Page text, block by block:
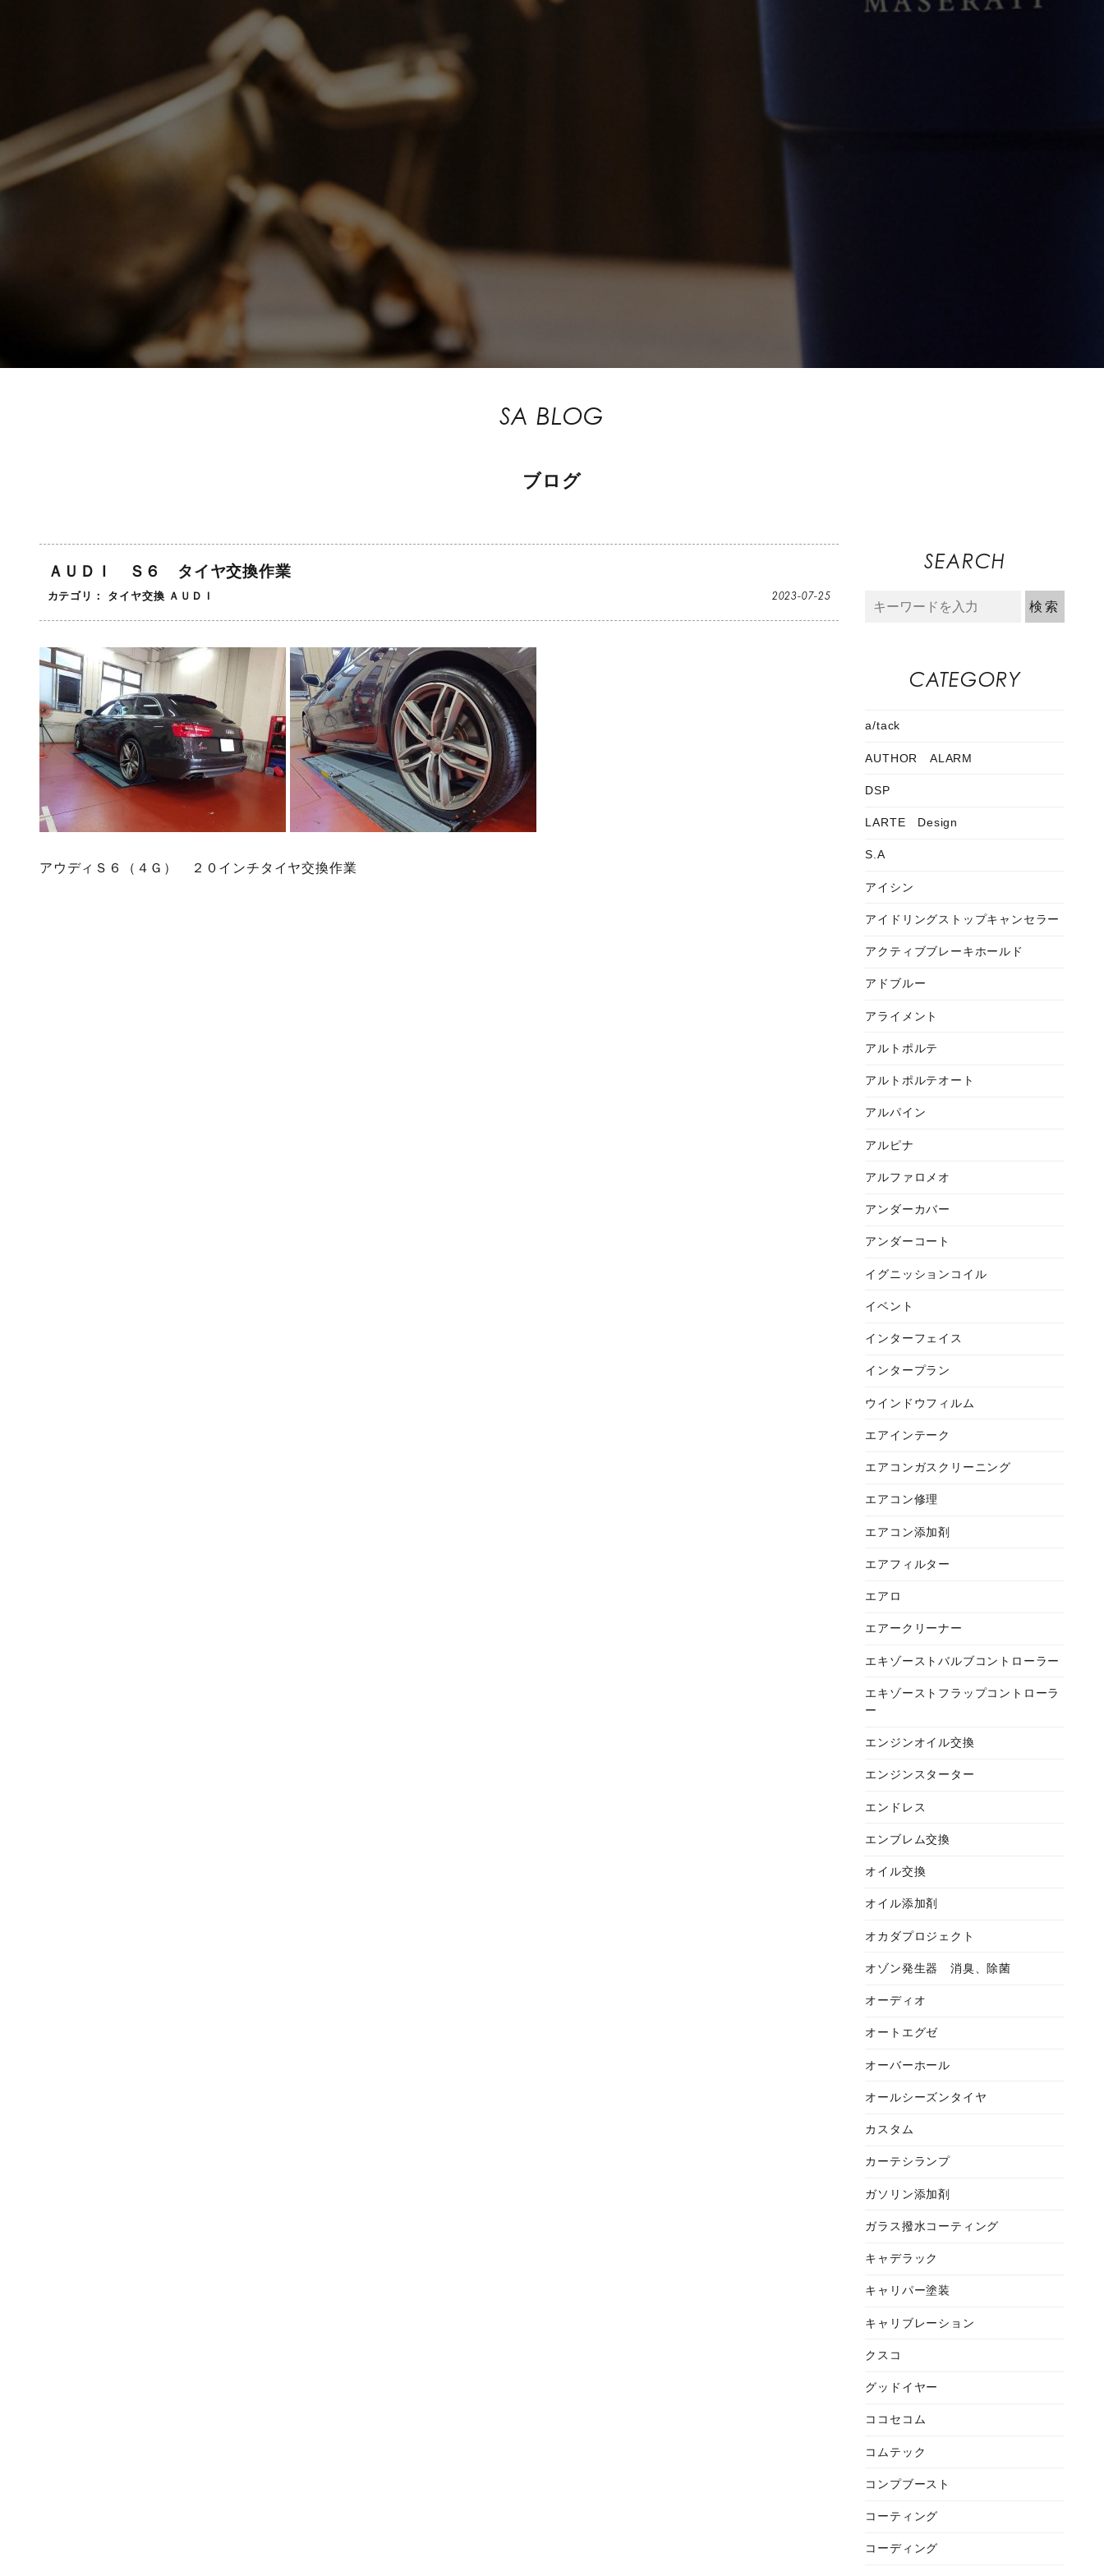
SA BLOG
ブログ
ＡＵＤＩ Ｓ６ タイヤ交換作業
カテゴリ： タイヤ交換 ＡＵＤＩ 2023-07-25
アウディＳ６（４Ｇ） ２０インチタイヤ交換作業
SEARCH
CATEGORY
a/tack
AUTHOR ALARM
DSP
LARTE Design
S.A
アイシン
アイドリングストップキャンセラー
アクティブブレーキホールド
アドブルー
アライメント
アルトポルテ
アルトポルテオート
アルパイン
アルピナ
アルファロメオ
アンダーカバー
アンダーコート
イグニッションコイル
イベント
インターフェイス
インタープラン
ウインドウフィルム
エアインテーク
エアコンガスクリーニング
エアコン修理
エアコン添加剤
エアフィルター
エアロ
エアークリーナー
エキゾーストバルブコントローラー
エキゾーストフラップコントローラ
ー
エンジンオイル交換
エンジンスターター
エンドレス
エンブレム交換
オイル交換
オイル添加剤
オカダプロジェクト
オゾン発生器 消臭、除菌
オーディオ
オートエグゼ
オーバーホール
オールシーズンタイヤ
カスタム
カーテシランプ
ガソリン添加剤
ガラス撥水コーティング
キャデラック
キャリパー塗装
キャリブレーション
クスコ
グッドイヤー
ココセコム
コムテック
コンプブースト
コーティング
コーディング